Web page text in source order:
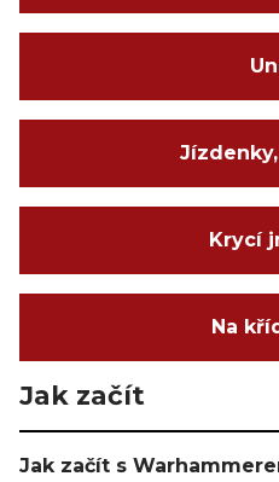
Krycí
Na
Jak začít
Jak začít s